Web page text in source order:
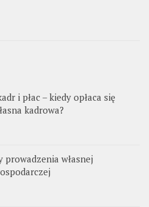
i płac – kiedy opłaca się
kadrowa?
prowadzenia własnej